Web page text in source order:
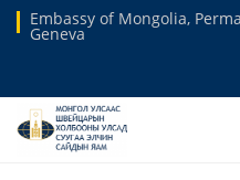
Embassy of Mongolia,
Geneva